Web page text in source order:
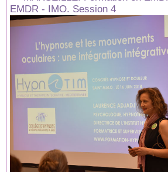
EMDR - IMO. Session 4